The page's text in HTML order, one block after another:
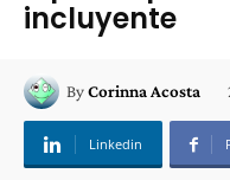
incluyente
ByCorinna Acosta
Linkedin